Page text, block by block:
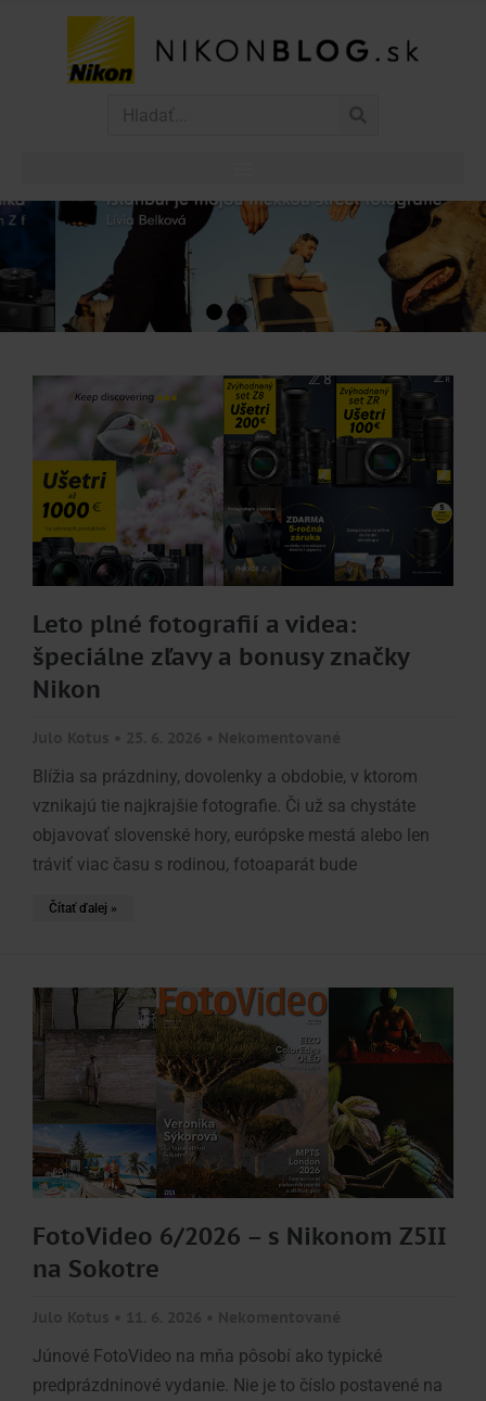
Leto plné fotografií a videa:
špeciálne zľavy a bonusy značky
Nikon
Blížia sa prázdniny, dovolenky a obdobie, v ktorom
vznikajú tie najkrajšie fotografie. Či už sa chystáte
objavovať slovenské hory, európske mestá alebo len
tráviť viac času s rodinou, fotoaparát bude
Čítať ďalej »
FotoVideo 6/2026 – s Nikonom Z5II
na Sokotre
Júnové FotoVideo na mňa pôsobí ako typické
predprázdninové vydanie. Nie je to číslo postavené na